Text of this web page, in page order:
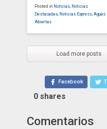
Posted in Noticias, Noticias
Destacadas, Noticias Express, Aguas
Abiertas
Load more posts
Facebook
0 shares
Comentarios